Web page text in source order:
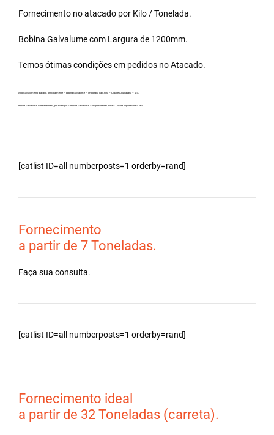
Fornecimento no atacado por Kilo / Tonelada.
Bobina Galvalumecom Largura de 1200mm.
Temos ótimas condições em pedidos no Atacado.
Aço Galvalume no atacado, principalmente – Bobina Galvalume – Importada da China – Cidade Aquidauana – MS.
Bobina Galvalume carreta fechada, por exemplo – Bobina Galvalume – Importada da China – Cidade Aquidauana – MS.
[catlist ID=all numberposts=1 orderby=rand]
Fornecimento
a partir de 7 Toneladas.
Faça sua consulta.
[catlist ID=all numberposts=1 orderby=rand]
Fornecimento ideal
a partir de 32 Toneladas (carreta).